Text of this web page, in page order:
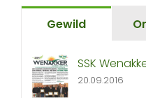
Gewild
SSK
20.09.2016